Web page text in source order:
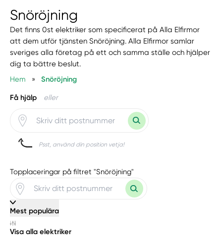
Snöröjning
Det finns 0st elektriker som specificerat på Alla Elfirmor
att dem utför tjänsten Snöröjning. Alla Elfirmor samlar
sveriges alla företag på ett och samma ställe och hjälper
dig ta bättre beslut.
Hem
» Snöröjning
Få hjälp eller
Psst, använd din position vetja!
Topplaceringar på filtret "Snöröjning"
Mest populära
Visa alla elektriker